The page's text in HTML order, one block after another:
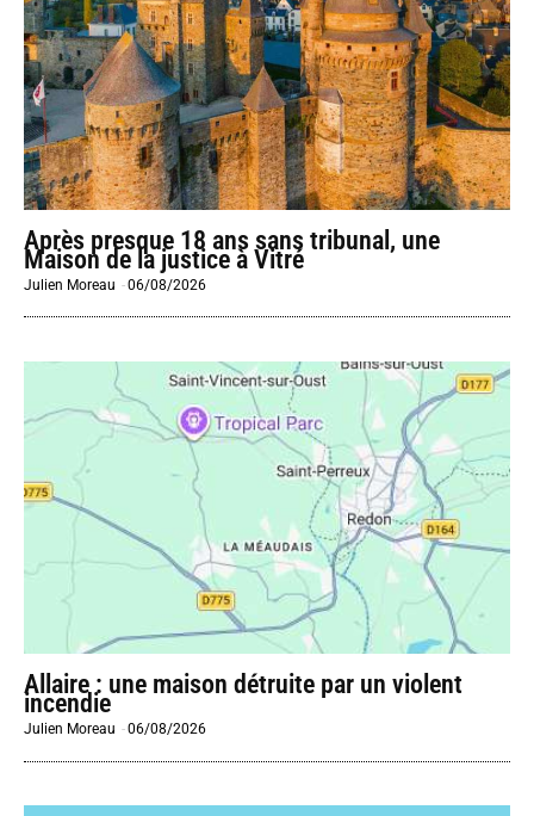
Après presque 18 ans sans tribunal, une
Maison de la justice à Vitré
Julien Moreau -06/08/2026
Allaire : une maison détruite par un violent
incendie
Julien Moreau -06/08/2026